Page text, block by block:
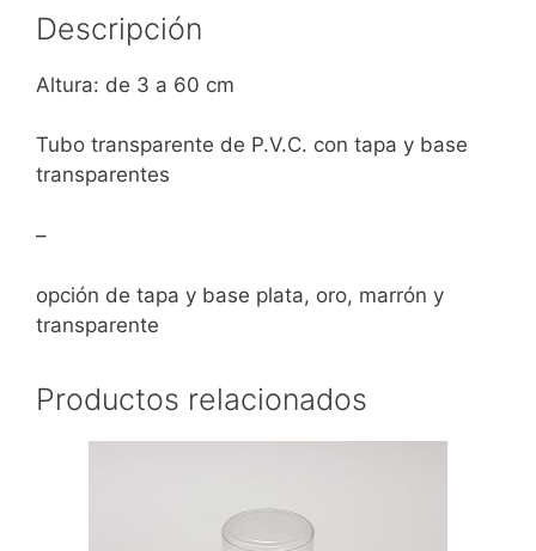
Descripción
Altura: de 3 a 60 cm
Tubo transparente de P.V.C. con tapa y base
transparentes
–
opción de tapa y base plata, oro, marrón y
transparente
Productos relacionados